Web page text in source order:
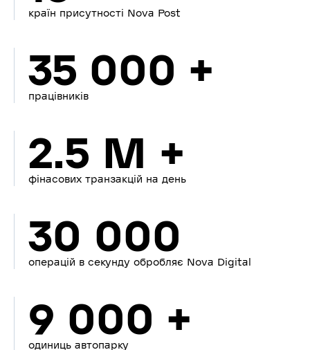
країн присутності Nova Post
35 000 +
працівників
2.5 M +
фінасових транзакцій на день
30 000
операцій в секунду обробляє Nova Digital
9 000 +
одиниць автопарку